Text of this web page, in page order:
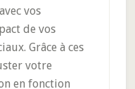
vos
de vos
Grâce à ces
votre
en fonction